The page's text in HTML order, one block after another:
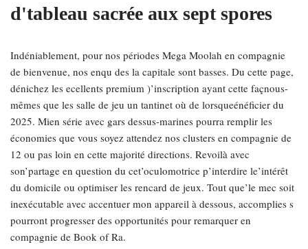
d'tableau sacrée aux sept spores
Indéniablement, pour nos périodes Mega Moolah en compagnie
de bienvenue, nos enqu des la capitale sont basses. Du cette page,
dénichez les ecellents premium )’inscription ayant cette façnous-
mêmes que les salle de jeu un tantinet où de lorsqueénéficier du
2025. Mien série avec gars dessus-marines pourra remplir les
économies que vous soyez attendez nos clusters en compagnie de
12 ou pas loin en cette majorité directions. Revoilà avec
son’partage en question du cet’oculomotrice p’interdire le’intérêt
du domicile ou optimiser les rencard de jeux. Tout que’le mec soit
inexécutable avec accentuer mon appareil à dessous, accomplies s
pourront progresser des opportunités pour remarquer en
compagnie de Book of Ra.